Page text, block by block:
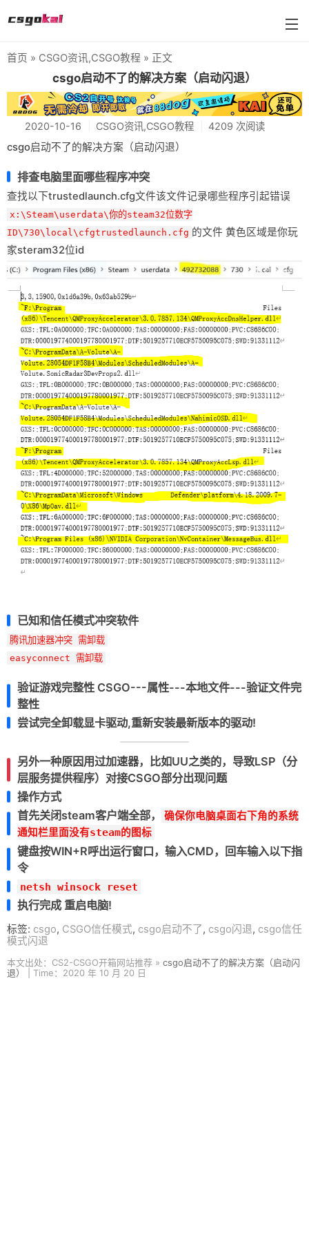
farmskins
88dog
flamecases
88hash-jp
首页 » CSGO资讯,CSGO教程 » 正文
csgo启动不了的解决方案（启动闪退）
2020-10-16 CSGO资讯,CSGO教程 4209 次阅读
csgo启动不了的解决方案（启动闪退）
排查电脑里面哪些程序冲突
查找以下trustedlaunch.cfg文件该文件记录哪些程序引起错误
x:\Steam\userdata\你的steam32位数字
ID\730\local\cfgtrustedlaunch.cfg 的文件 黄色区域是你玩
家steram32位id
已知和信任模式冲突软件
腾讯加速器冲突 需卸载
easyconnect 需卸载
验证游戏完整性 CSGO---属性---本地文件---验证文件完
整性
尝试完全卸载显卡驱动,重新安装最新版本的驱动!
另外一种原因用过加速器，比如UU之类的，导致LSP（分
层服务提供程序）对接CSGO部分出现问题
操作方式
首先关闭steam客户端全部，
确保你电脑桌面右下角的系统
通知栏里面没有steam的图标
键盘按WIN+R呼出运行窗口，输入CMD，回车输入以下指
令
netsh winsock reset
执行完成 重启电脑!
标签: csgo, CSGO信任模式, csgo启动不了, csgo闪退, csgo信任
模式闪退
本文出处：CS2-CSGO开箱网站推荐 » csgo启动不了的解决方案（启动闪
退）
| Time：2020 年 10 月 20 日